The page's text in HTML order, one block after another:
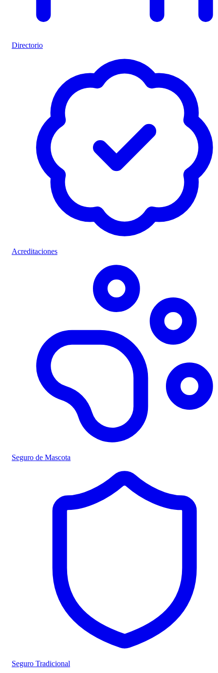
Directorio
Acreditaciones
Seguro de Mascota
Seguro Tradicional